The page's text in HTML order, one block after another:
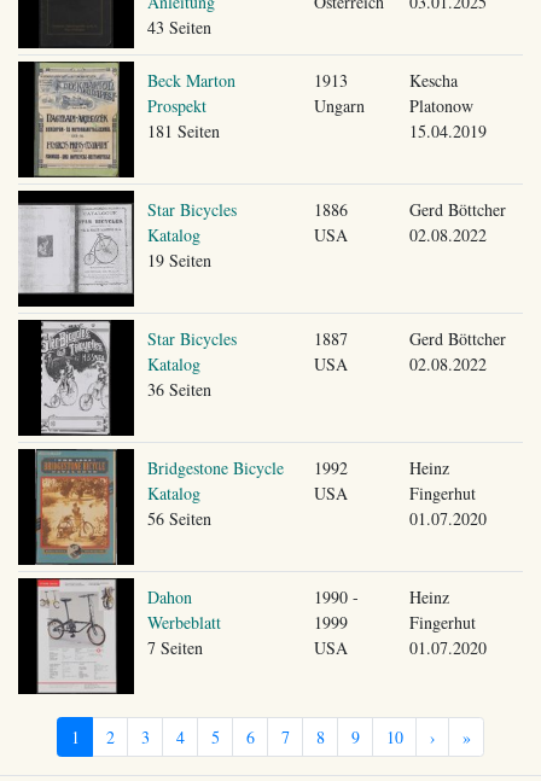
43 Seiten
Beck Marton
Prospekt
181 Seiten
1913
Ungarn
Kescha
Platonow
15.04.2019
Star Bicycles
Katalog
19 Seiten
1886
USA
Gerd Böttcher
02.08.2022
Star Bicycles
Katalog
36 Seiten
1887
USA
Gerd Böttcher
02.08.2022
Bridgestone Bicycle
Katalog
56 Seiten
1992
USA
Heinz
Fingerhut
01.07.2020
Dahon
Werbeblatt
7 Seiten
1990 -
1999
USA
Heinz
Fingerhut
01.07.2020
1 2 3 4 5 6 7 8 9 10 › »